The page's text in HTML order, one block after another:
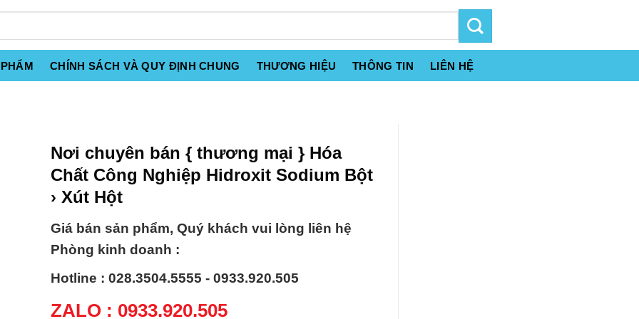
CHÍNH SÁCH VÀ QUY ĐỊNH CHUNG THƯƠNG HIỆU THÔNG TIN LIÊN HỆ
Nơi chuyên bán { thương mại } Hóa
Chất Công Nghiệp Hidroxit Sodium Bột
› Xút Hột
Giá bán sản phẩm, Quý khách vui lòng liên hệ
Phòng kinh doanh :
Hotline : 028.3504.5555 - 0933.920.505
ZALO : 0933.920.505